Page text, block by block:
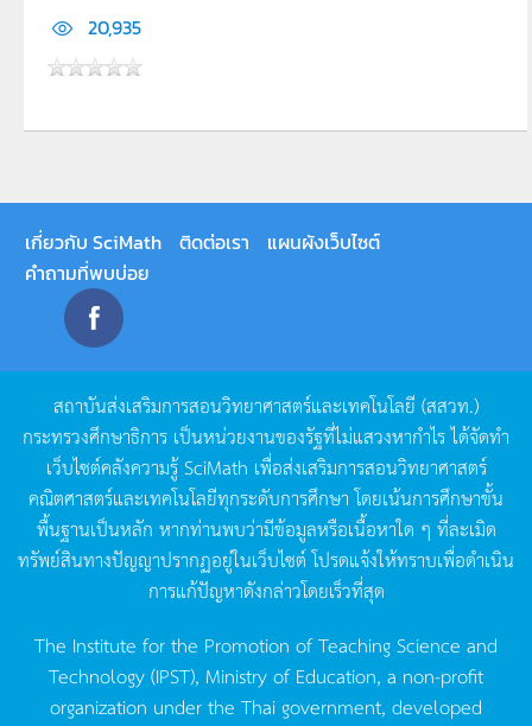
20,935
เกี่ยวกับ SciMath ติดต่อเรา
แผนผังเว็บไซต์
คำถามที่พบบ่อย
สถาบันส่งเสริมการสอนวิทยาศาสตร์และเทคโนโลยี (สสวท.)
กระทรวงศึกษาธิการ เป็นหน่วยงานของรัฐที่ไม่แสวงหากำไรได้จัดทำ
เว็บไซต์คลังความรู้SciMath เพื่อส่งเสริมการสอนวิทยาศาสตร์
คณิตศาสตร์และเทคโนโลยีทุกระดับการศึกษา โดยเน้นการศึกษาขั้น
พื้นฐานเป็นหลัก หากท่านพบว่ามีข้อมูลหรือเนื้อหาใด ๆ ที่ละเมิด
ทรัพย์สินทางปัญญาปรากฏอยู่ในเว็บไซต์โปรดแจ้งให้ทราบเพื่อดำเนิน
การแก้ปัญหาดังกล่าวโดยเร็วที่สุด
The Institute for the Promotion of Teaching Science and
Technology (IPST), Ministry of Education, a non-profit
organization under the Thai government, developed